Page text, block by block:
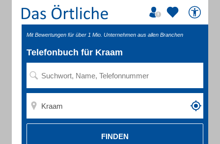
Mit Bewertungen für über 1 Mio. Unternehmen aus allen Branchen
Telefonbuch für Kraam
FINDEN